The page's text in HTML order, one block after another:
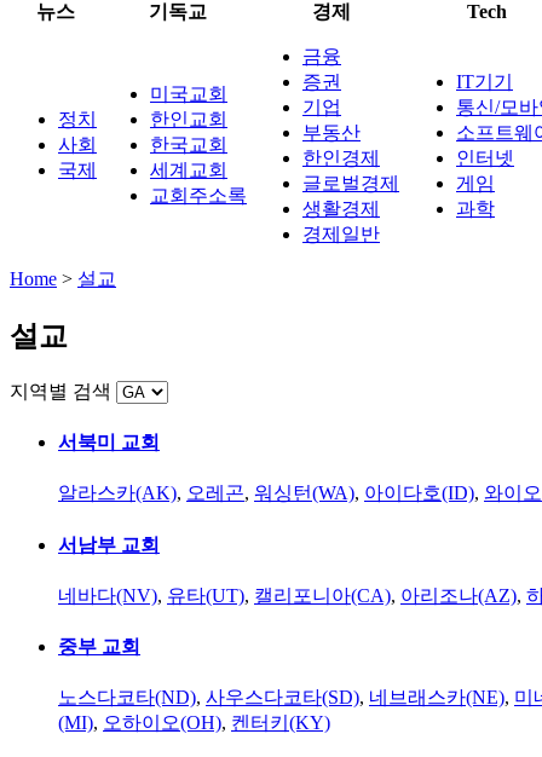
뉴스
기독교 경제 Tech
정치
사회
국제
미국교회
한인교회
한국교회
세계교회
교회주소록
금융
증권
기업
부동산
한인경제
글로벌경제
생활경제
경제일반
IT기기
통신/모
소프트웨
인터넷
게임
과학
Home > 설교
설교
지역별 검색
서북미 교회
알라스카(AK), 오레곤, 워싱턴(WA), 아이다호(ID), 와이
서남부 교회
네바다(NV), 유타(UT), 캘리포니아(CA), 아리조나(AZ),
중부 교회
노스다코타(ND), 사우스다코타(SD), 네브래스카(NE), 미
(MI), 오하이오(OH), 켄터키(KY)